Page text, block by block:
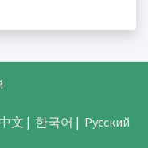
中文 | 한국어 | Русский